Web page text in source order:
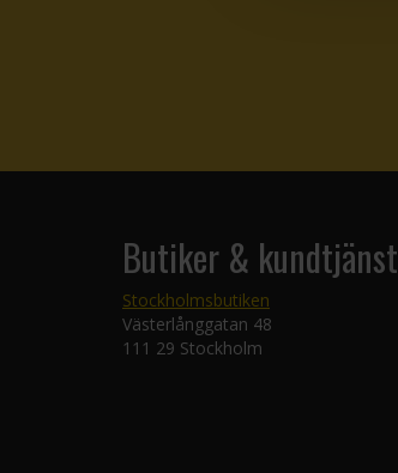
Butiker & kundtjänst
Stockholmsbutiken
Västerlånggatan 48
111 29 Stockholm